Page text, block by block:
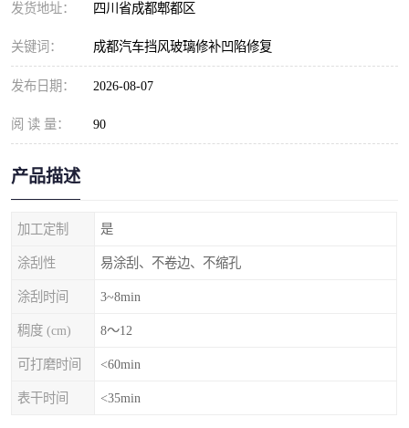
发货地址： 四川省成都郫都区
关键词： 成都汽车挡风玻璃修补凹陷修复
发布日期： 2026-08-07
阅 读 量： 90
产品描述
加工定制 是
涂刮性 易涂刮、不卷边、不缩孔
涂刮时间 3~8min
稠度 (cm) 8～12
可打磨时间 <60min
表干时间 <35min